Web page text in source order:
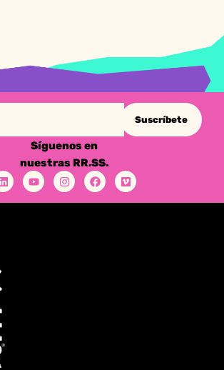
Suscríbete
Síguenos en
nuestras RR.SS.